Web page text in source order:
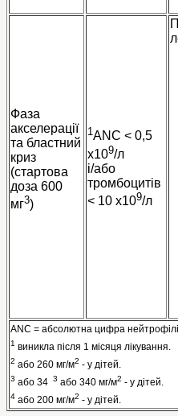
Фаза
акселерації
та бластний
криз
(стартова
доза 600
мг3)
1ANC < 0,5
x109/л
і/або
тромбоцитів
< 10 x109/л
ANC = абсолютна цифра
1 виникла після 1 місяця лікування.
2 або 260 мг/м2 - у дітей.
3 або 34 3 або 340 мг/м2 - у дітей.
4 або 200 мг/м2 - у дітей.